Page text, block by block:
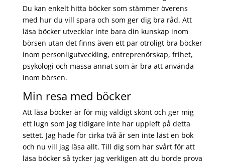
Du kan enkelt hitta böcker som stämmer överens
med hur du vill spara och som ger dig bra råd. Att
läsa böcker utvecklar inte bara din kunskap inom
börsen utan det finns även ett par otroligt bra böcker
inom personligutveckling, entreprenörskap, frihet,
psykologi och massa annat som är bra att använda
inom börsen.
Min resa med böcker
Att läsa böcker är för mig väldigt skönt och ger mig
ett lugn som jag tidigare inte har uppleft på detta
settet. Jag hade för cirka två år sen inte läst en bok
och nu vill jag läsa allt. Till dig som har svårt för att
läsa böcker så tycker jag verkligen att du borde prova